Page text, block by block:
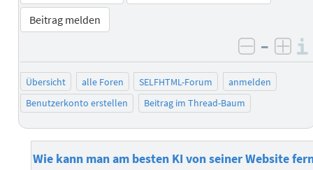
Beitrag melden
negativ
–
Übersicht alle Foren SELFHTML-Forum
anmelden
Benutzerkonto erstellen
Beitrag im Thread-Baum
Wie kann man am besten KI von seiner Website